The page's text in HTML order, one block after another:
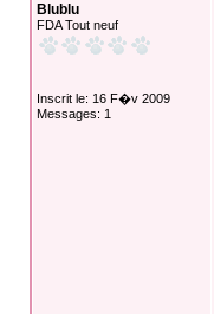
Blublu
FDA Tout neuf
Inscrit le: 16 F�v 2009
Messages: 1